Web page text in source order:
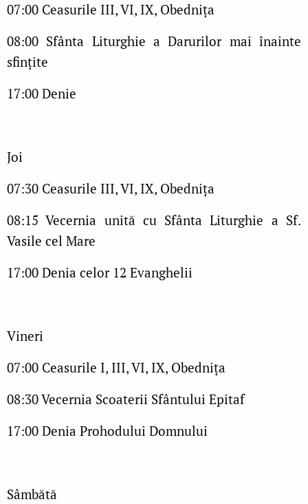
07:00 Ceasurile III, VI, IX, Obednița
08:00 Sfânta Liturghie a Darurilor mai înainte
sfințite
17:00 Denie
Joi
07:30 Ceasurile III, VI, IX, Obednița
08:15 Vecernia unită cu Sfânta Liturghie a Sf.
Vasile cel Mare
17:00 Denia celor 12 Evanghelii
Vineri
07:00 Ceasurile I, III, VI, IX, Obednița
08:30 Vecernia Scoaterii Sfântului Epitaf
17:00 Denia Prohodului Domnului
Sâmbătă